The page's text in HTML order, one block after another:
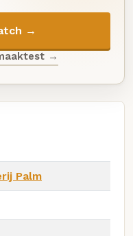
→
→
Palm